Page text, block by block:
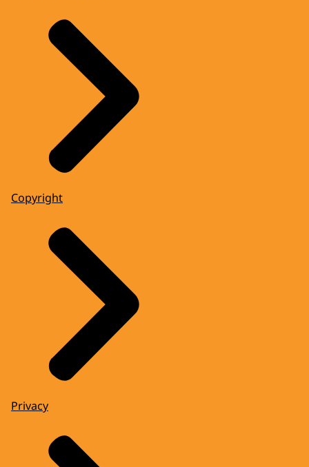
Copyright
Privacy